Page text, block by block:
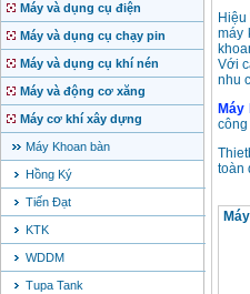
Máy và dụng cụ điện
Máy và dụng cụ chạy pin
Máy và dụng cụ khí nén
Máy và động cơ xăng
Máy cơ khí xây dựng
Máy Khoan bàn
Hồng Ký
Tiến Đạt
KTK
WDDM
Tupa Tank
máy
Với
nhu
Máy
toàn